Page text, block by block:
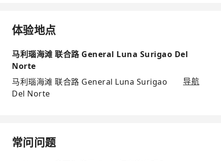
体验地点
马利瑙海滩 联合路 General Luna Surigao Del
Norte
马利瑙海滩 联合路 General Luna Surigao
Del Norte
导航
常问问题